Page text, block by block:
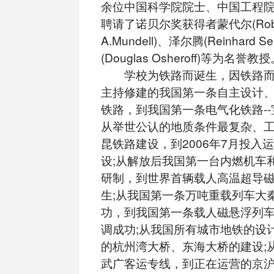
余位中国科学院院士、中国工程
聘请了诺贝尔奖获得者蒙代尔
A.Mundell)、泽尔腾(Reinhard
(Douglas Osheroff)等为名誉教授
学校为铁路而诞生，因铁路
主持修建的我国第一条自主设计
铁路，到我国第一条电气化铁路
从举世公认的地质条件最复杂、
昆铁路建设，到2006年7月投入
设;从解放后我国第一台内燃机车
研制，到世界首辆载人高温超导
生;从我国第一条万吨重载列车大
功，到我国第一条载人磁悬浮列
调成功;从我国所有城市地铁的设
的杭州湾大桥、东海大桥的建设;
武广客运专线，到正在运营的